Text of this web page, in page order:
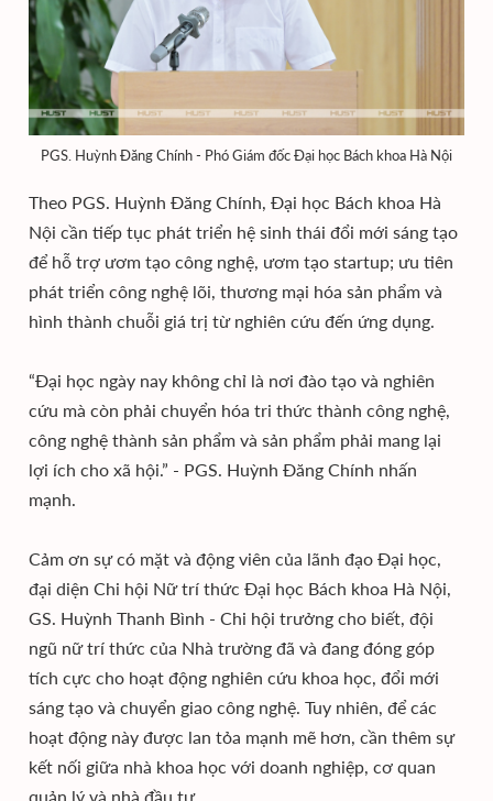
PGS. Huỳnh Đăng Chính - Phó Giám đốc Đại học Bách khoa Hà Nội
Theo PGS. Huỳnh Đăng Chính, Đại học Bách khoa Hà
Nội cần tiếp tục phát triển hệ sinh thái đổi mới sáng tạo
để hỗ trợ ươm tạo công nghệ, ươm tạo startup; ưu tiên
phát triển công nghệ lõi, thương mại hóa sản phẩm và
hình thành chuỗi giá trị từ nghiên cứu đến ứng dụng.
“Đại học ngày nay không chỉ là nơi đào tạo và nghiên
cứu mà còn phải chuyển hóa tri thức thành công nghệ,
công nghệ thành sản phẩm và sản phẩm phải mang lại
lợi ích cho xã hội.” - PGS. Huỳnh Đăng Chính nhấn
mạnh.
Cảm ơn sự có mặt và động viên của lãnh đạo Đại học,
đại diện Chi hội Nữ trí thức Đại học Bách khoa Hà Nội,
GS. Huỳnh Thanh Bình - Chi hội trưởng cho biết, đội
ngũ nữ trí thức của Nhà trường đã và đang đóng góp
tích cực cho hoạt động nghiên cứu khoa học, đổi mới
sáng tạo và chuyển giao công nghệ. Tuy nhiên, để các
hoạt động này được lan tỏa mạnh mẽ hơn, cần thêm sự
kết nối giữa nhà khoa học với doanh nghiệp, cơ quan
quản lý và nhà đầu tư.